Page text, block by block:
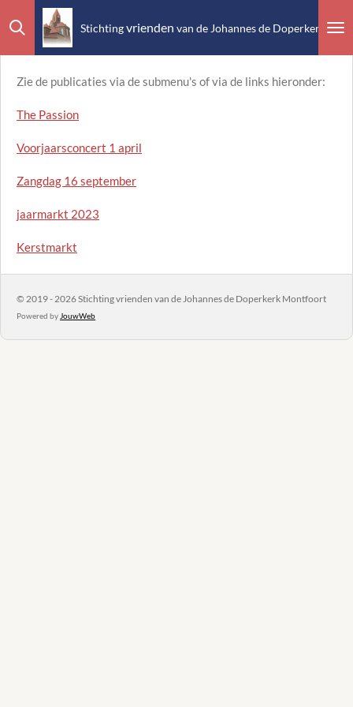
Ga
direct
de
Stichtingvrienden van de Johannes de Doperkerk
Zie de publicaties via de submenu's of via de links hieronder:
The Passion
Voorjaarsconcert 1 april
Zangdag 16 september
jaarmarkt 2023
Kerstmarkt
© 2019 - 2026 Stichting vrienden van de Johannes de Doperkerk Montfoort
Powered by JouwWeb